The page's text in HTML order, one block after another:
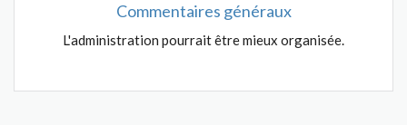
Commentaires généraux
L'administration pourrait être mieux organisée.